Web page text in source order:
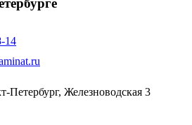
14
Петербург, Железноводская 3